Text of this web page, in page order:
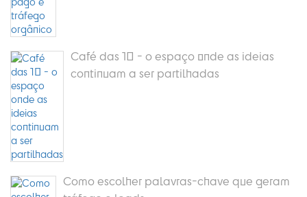
Café das 10 - o espaço onde as ideias
continuam a ser partilhadas
Como escolher palavras-chave que geram